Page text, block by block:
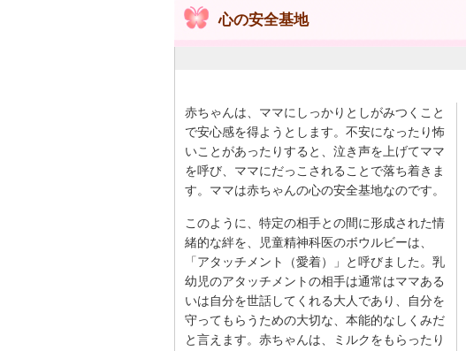
心の安全基地
赤ちゃんは、ママにしっかりとしがみつくこと
で安心感を得ようとします。不安になったり怖
いことがあったりすると、泣き声を上げてママ
を呼び、ママにだっこされることで落ち着きま
す。ママは赤ちゃんの心の安全基地なのです。
このように、特定の相手との間に形成された情
緒的な絆を、児童精神科医のボウルビーは、
「アタッチメント（愛着）」と呼びました。乳
幼児のアタッチメントの相手は通常はママある
いは自分を世話してくれる大人であり、自分を
守ってもらうための大切な、本能的なしくみだ
と言えます。赤ちゃんは、ミルクをもらったり